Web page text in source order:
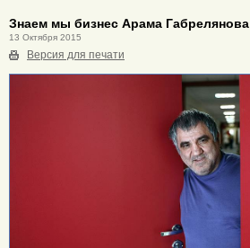
Знаем мы бизнес Арама Габрелянова
13 Октября 2015
Версия для печати